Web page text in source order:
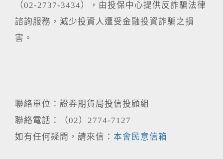
（02-2737-3434），由投保中心提供反詐騙法律
諮詢服務，減少投資人遭受金融投資詐騙之損
害。
聯絡單位：證券期貨局投信投顧組
聯絡電話：（02）2774-7127
如有任何疑問，請來信： 本會民意信箱